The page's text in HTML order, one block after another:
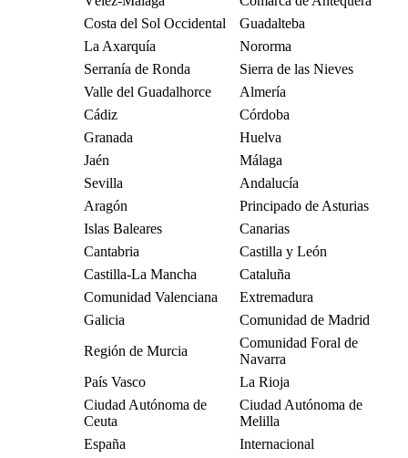
Costa del Sol Occidental
Guadalteba
La Axarquía
Nororma
Serranía de Ronda
Sierra de las Nieves
Valle del Guadalhorce
Almería
Cádiz
Córdoba
Granada
Huelva
Jaén
Málaga
Sevilla
Andalucía
Aragón
Principado de Asturias
Islas Baleares
Canarias
Cantabria
Castilla y León
Castilla-La Mancha
Cataluña
Comunidad Valenciana
Extremadura
Galicia
Comunidad de Madrid
Región de Murcia
Comunidad Foral de
Navarra
País Vasco
La Rioja
Ciudad Autónoma de
Ceuta
Ciudad Autónoma de
Melilla
España
Internacional